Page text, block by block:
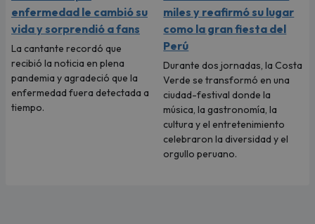
enfermedad le cambió su
vida y sorprendió a fans
La cantante recordó que
recibió la noticia en plena
pandemia y agradeció que la
enfermedad fuera detectada a
tiempo.
miles y reafirmó su lugar
como la gran fiesta del
Perú
Durante dos jornadas, la Costa
Verde se transformó en una
ciudad-festival donde la
música, la gastronomía, la
cultura y el entretenimiento
celebraron la diversidad y el
orgullo peruano.